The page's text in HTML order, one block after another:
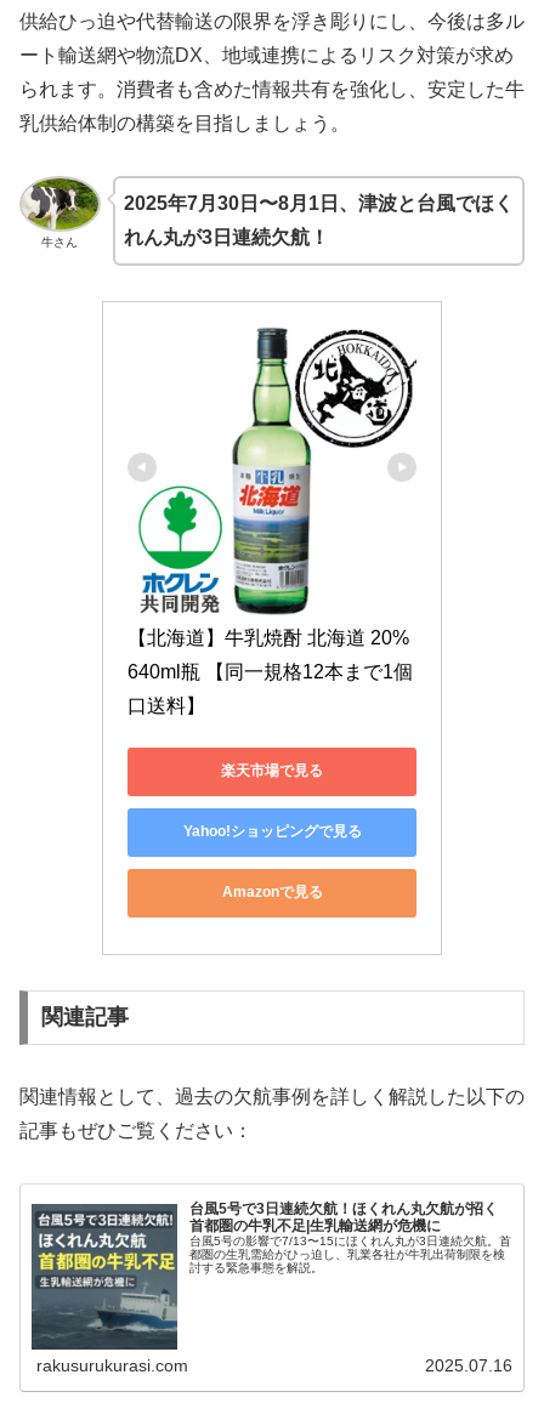
供給ひっ迫や代替輸送の限界を浮き彫りにし、今後は多ル
ート輸送網や物流DX、地域連携によるリスク対策が求め
られます。消費者も含めた情報共有を強化し、安定した牛
乳供給体制の構築を目指しましょう。
牛さん
2025年7月30日〜8月1日、津波と台風でほく
れん丸が3日連続欠航！
【北海道】牛乳焼酎 北海道 20%
640ml瓶 【同一規格12本まで1個
口送料】
楽天市場で見る
Yahoo!ショッピングで見る
Amazonで見る
関連記事
関連情報として、過去の欠航事例を詳しく解説した以下の
記事もぜひご覧ください：
台風5号で3日連続欠航！ほくれん丸欠航が招く
首都圏の牛乳不足|生乳輸送網が危機に
台風5号の影響で7/13〜15にほくれん丸が3日連続欠航。首
都圏の生乳需給がひっ迫し、乳業各社が牛乳出荷制限を検
討する緊急事態を解説。
rakusurukurasi.com 2025.07.16